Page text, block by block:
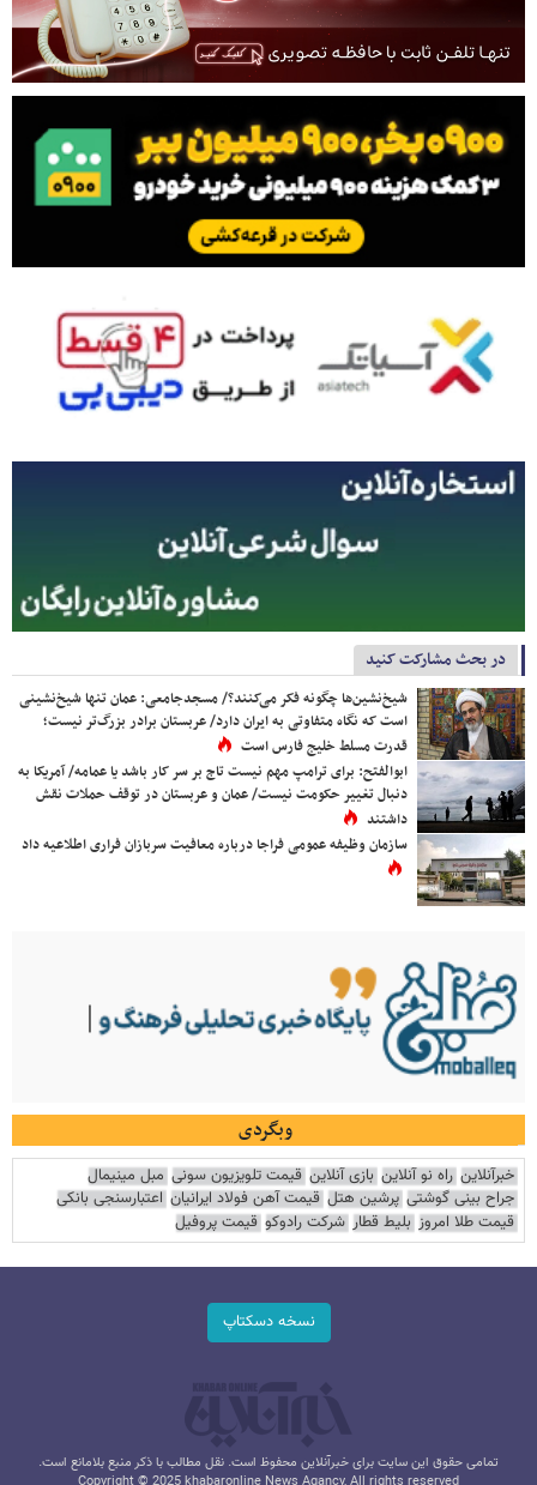
در بحث مشارکت کنید
شیخ‌نشین‌ها چگونه فکر می‌کنند؟/ مسجدجامعی: عمان تنها شیخ‌نشینی
است که نگاه متفاوتی به ایران دارد/ عربستان برادر بزرگ‌تر نیست؛
قدرت مسلط خلیج فارس است
ابوالفتح: برای ترامپ مهم نیست تاج بر سر کار باشد یا عمامه/ آمریکا به
دنبال تغییر حکومت نیست/ عمان و عربستان در توقف حملات نقش
داشتند
سازمان وظیفه عمومی فراجا درباره معافیت سربازان فراری اطلاعیه داد
وبگردی
خبرآنلاین راه نو آنلاین بازی آنلاین قیمت تلویزیون سونی مبل مینیمال
جراح بینی گوشتی پرشین هتل قیمت آهن فولاد ایرانیان اعتبارسنجی بانکی
قیمت طلا امروز بلیط قطار شرکت رادوکو قیمت پروفیل
نسخه دسکتاپ
تمامی حقوق این سایت برای خبرآنلاین محفوظ است. نقل مطالب با ذکر منبع بلامانع است.